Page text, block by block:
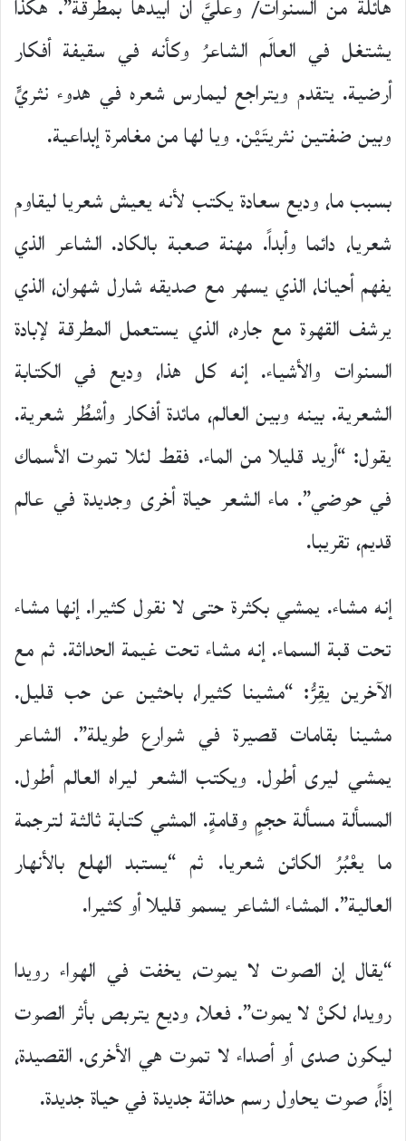
هائلة من السنوات/ وعليَّ أن أبيدها بمطرقة”. هكذا
يشتغل في العالَم الشاعرُ وكأنه في سقيفة أفكار
أرضية. يتقدم ويتراجع ليمارس شعره في هدوء نثريٍّ
وبين ضفتين نثريتَيْن. ويا لها من مغامرة إبداعية.
بسبب ما، وديع سعادة يكتب لأنه يعيش شعريا ليقاوم
شعريا، دائما وأبداً. مهنة صعبة بالكاد. الشاعر الذي
يفهم أحيانا، الذي يسهر مع صديقه شارل شهوان، الذي
يرشف القهوة مع جاره، الذي يستعمل المطرقة لإبادة
السنوات والأشياء. إنه كل هذا، وديع في الكتابة
الشعرية. بينه وبين العالم، مائدة أفكار وأسْطُر شعرية.
يقول: “أريد قليلا من الماء. فقط لئلا تموت الأسماك
في حوضي”. ماء الشعر حياة أخرى وجديدة في عالم
قديم، تقريبا.
إنه مشاء. يمشي بكثرة حتى لا نقول كثيرا. إنها مشاء
تحت قبة السماء. إنه مشاء تحت غيمة الحداثة. ثم مع
الآخرين يقِرُّ: “مشينا كثيرا، باحثين عن حب قليل.
مشينا بقامات قصيرة في شوارع طويلة”. الشاعر
يمشي ليرى أطول. ويكتب الشعر ليراه العالم أطول.
المسألة مسألة حجمٍ وقامةٍ. المشي كتابة ثالثة لترجمة
ما يعْبُرُ الكائن شعريا. ثم “يستبد الهلع بالأنهار
العالية”. المشاء الشاعر يسمو قليلا أو كثيرا.
“يقال إن الصوت لا يموت، يخفت في الهواء رويدا
رويدا، لكنْ لا يموت”. فعلا، وديع يتربص بأثر الصوت
ليكون صدى أو أصداء لا تموت هي الأخرى. القصيدة،
إذاً، صوت يحاول رسم حداثة جديدة في حياة جديدة.